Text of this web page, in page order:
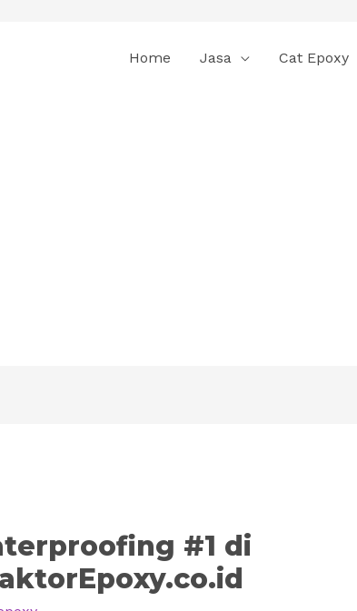
Home Jasa Cat Epoxy
#1 di